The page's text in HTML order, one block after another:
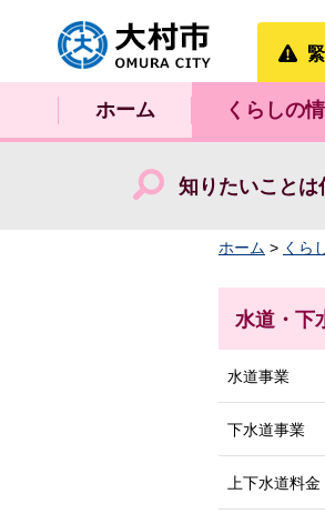
大村市
ホーム くらしの
知りたいことは
ホーム > くら
水道・下
水道事業
下水道事業
上下水道料金